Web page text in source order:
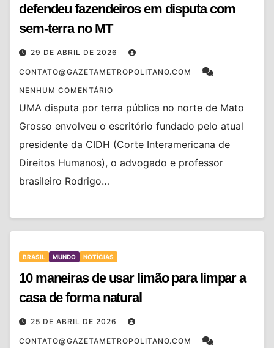
defendeu fazendeiros em disputa com
sem-terra no MT
29 DE ABRIL DE 2026
CONTATO@GAZETAMETROPOLITANO.COM
NENHUM COMENTÁRIO
UMA disputa por terra pública no norte de Mato
Grosso envolveu o escritório fundado pelo atual
presidente da CIDH (Corte Interamericana de
Direitos Humanos), o advogado e professor
brasileiro Rodrigo…
BRASIL MUNDO NOTÍCIAS
10 maneiras de usar limão para limpar a
casa de forma natural
25 DE ABRIL DE 2026
CONTATO@GAZETAMETROPOLITANO.COM